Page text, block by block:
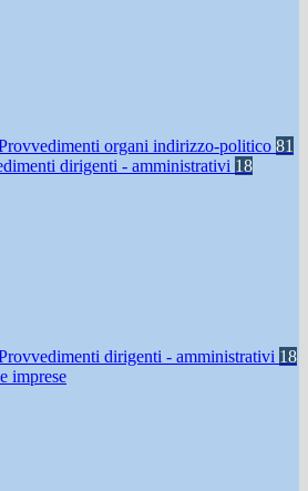
organi indirizzo-politico 81
dirigenti - amministrativi 18
dirigenti - amministrativi 18
imprese